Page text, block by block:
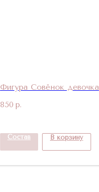
Фигура Совёнок девочка
850 р.
Состав В корзину